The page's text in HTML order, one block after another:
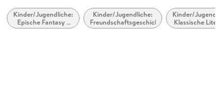
Übersetzung
Christian Rendel, Wolfgang Hohlbein
Kinder/Jugendliche:
Epische Fantasy /
Heldenfantasy
Kinder/Jugendliche:
Freundschaftsgeschichten
Kinder/
Klassische